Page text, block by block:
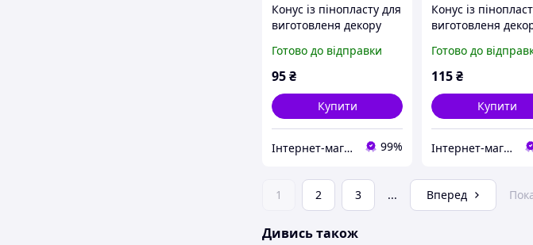
Конус із пінопласту для
виготовленя декору
Готово до відправки
95₴
Купити
Інтернет-магазин FlashBuy 99%
Конус із
виготовленя
Готово до
115₴
Купити
Інтернет-магазин FlashBuy
1 2 3 ... Вперед
Дивись також